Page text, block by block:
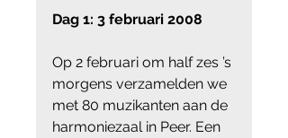
Dag 1: 3 februari 2008
Op 2 februari om half zes ’s
morgens verzamelden we
met 80 muzikanten aan de
harmoniezaal in Peer. Een